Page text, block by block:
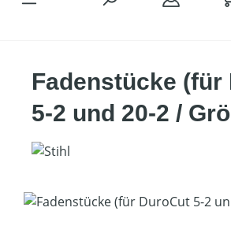
Fadenstücke (für
5-2 und 20-2 /
Bildergalerie überspringen